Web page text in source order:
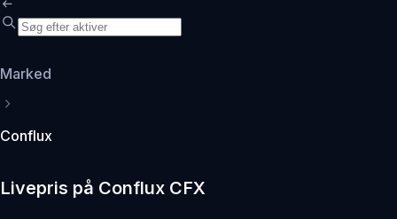
Marked
Conflux
Livepris på Conflux CFX